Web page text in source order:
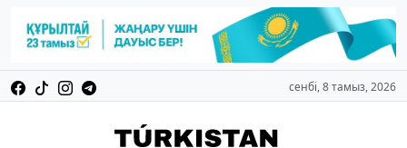
сенбі, 8 тамыз, 2026